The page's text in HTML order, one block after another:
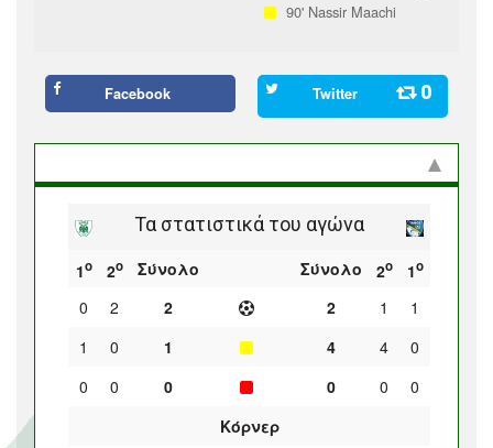
90' Nassir Maachi
Facebook Twitter 0
Τα στατιστικά του αγώνα
1ο 2ο Σύνολο Σύνολο 2ο 1ο
0 2 2 2 1
1
1
0 1 4 4
0
0
0 0 0 0
0
Κόρνερ